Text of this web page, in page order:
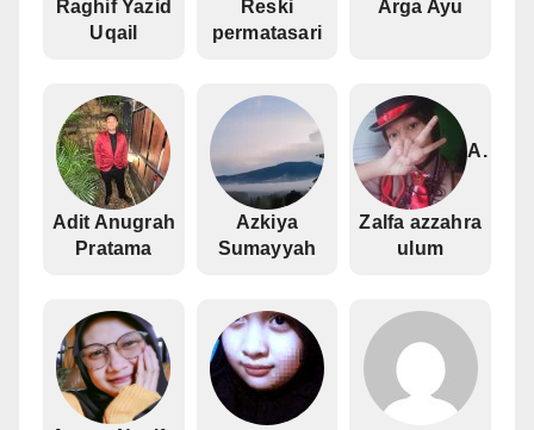
Raghif Yazid
Uqail
Reski
permatasari
Arga Ayu
Adit Anugrah
Pratama
Azkiya
Sumayyah
A.
Zalfa azzahra
ulum